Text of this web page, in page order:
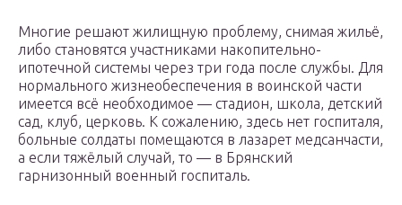
Многие решают жилищную проблему, снимая жильё,
либо становятся участниками накопительно-
ипотечной системы через три года после службы. Для
нормального жизнеобеспечения в воинской части
имеется всё необходимое — стадион, школа, детский
сад, клуб, церковь. К сожалению, здесь нет госпиталя,
больные солдаты помещаются в лазарет медсанчасти,
а если тяжёлый случай, то — в Брянский
гарнизонный военный госпиталь.